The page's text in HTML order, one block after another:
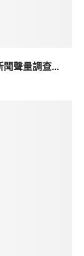
聞聲量調查...